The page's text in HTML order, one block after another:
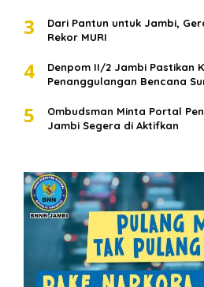
3
Dari Pantun untuk Jambi,
Rekor MURI
4
Denpom II/2 Jambi Pastikan
Penanggulangan Bencana
5
Ombudsman Minta Portal
Jambi Segera di Aktifkan